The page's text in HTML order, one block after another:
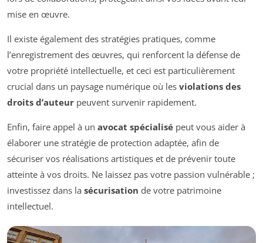
mise en œuvre.
Il existe également des stratégies pratiques, comme
l’enregistrement des œuvres, qui renforcent la défense de
votre propriété intellectuelle, et ceci est particulièrement
crucial dans un paysage numérique où les violations des
droits d’auteur peuvent survenir rapidement.
Enfin, faire appel à un avocat spécialisé peut vous aider à
élaborer une stratégie de protection adaptée, afin de
sécuriser vos réalisations artistiques et de prévenir toute
atteinte à vos droits. Ne laissez pas votre passion vulnérable ;
investissez dans la sécurisation de votre patrimoine
intellectuel.